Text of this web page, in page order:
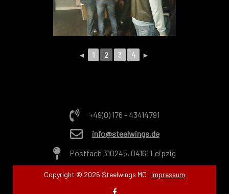
◄ 1 2 3 4 ►
+49(0) 176 - 43414791
info@steelwings.de
Postfach 310245, 04161 Leipzig
Copyright © 2026 Steelwings MC | Impressum